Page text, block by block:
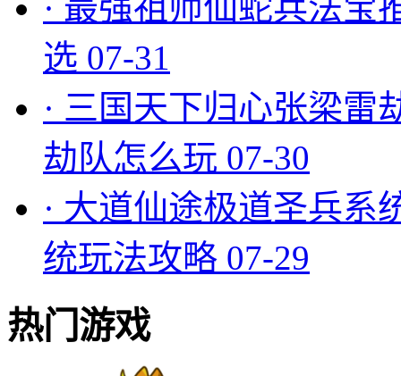
选 07-31
· 三国天下归心张梁雷
劫队怎么玩 07-30
· 大道仙途极道圣兵系
统玩法攻略 07-29
热门游戏